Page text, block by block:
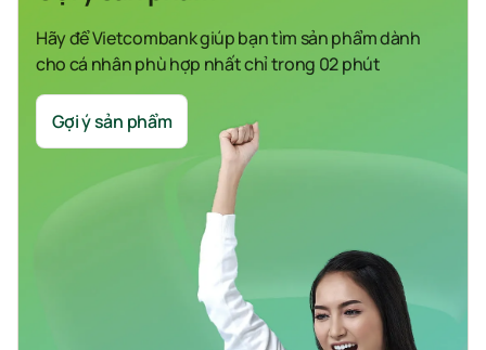
Hãy để Vietcombank giúp bạn tìm sản phẩm dành
cho cá nhân phù hợp nhất chỉ trong 02 phút
Gợi ý sản phẩm